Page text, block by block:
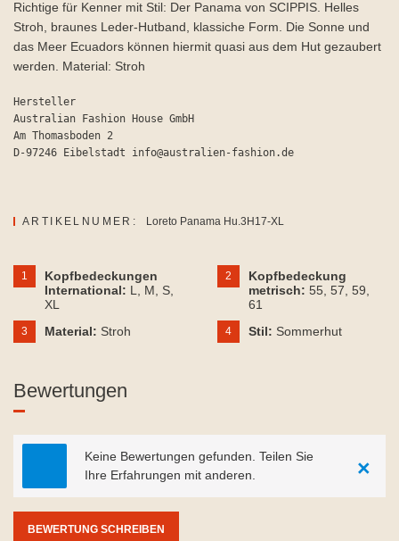
Richtige für Kenner mit Stil: Der Panama von SCIPPIS. Helles
Stroh, braunes Leder-Hutband, klassiche Form. Die Sonne und
das Meer Ecuadors können hiermit quasi aus dem Hut gezaubert
werden. Material: Stroh
Hersteller
Australian Fashion House GmbH
Am Thomasboden 2
D-97246 Eibelstadt info@australien-fashion.de
ARTIKELNUMER: Loreto Panama Hu.3H17-XL
1
Kopfbedeckungen
International: L , M , S
XL
2
Kopfbedeckung
metrisch: 55 , 57 , 59
61
3 Material: Stroh 4 Stil: Sommerhut
Bewertungen
Keine Bewertungen gefunden. Teilen Sie
Ihre Erfahrungen mit anderen.
×
BEWERTUNG SCHREIBEN